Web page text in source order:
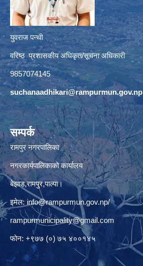
युवराज पन्थी
वरिष्ठ प्रशासकीय अधिकृत/सूचना अधिकारी
9857074145
suchanaadhikari@rampurmun.gov.np
सम्पर्क
रामपुर नगरपालिका
नगरकार्यपालिकाको कार्यालय
बेझाड,रामपुर,पाल्पा।
इमेल: info@rampurmun.gov.np/
rampurmunicipality@gmail.com
फोन: +९७७ (०) ७५ ४००१४५